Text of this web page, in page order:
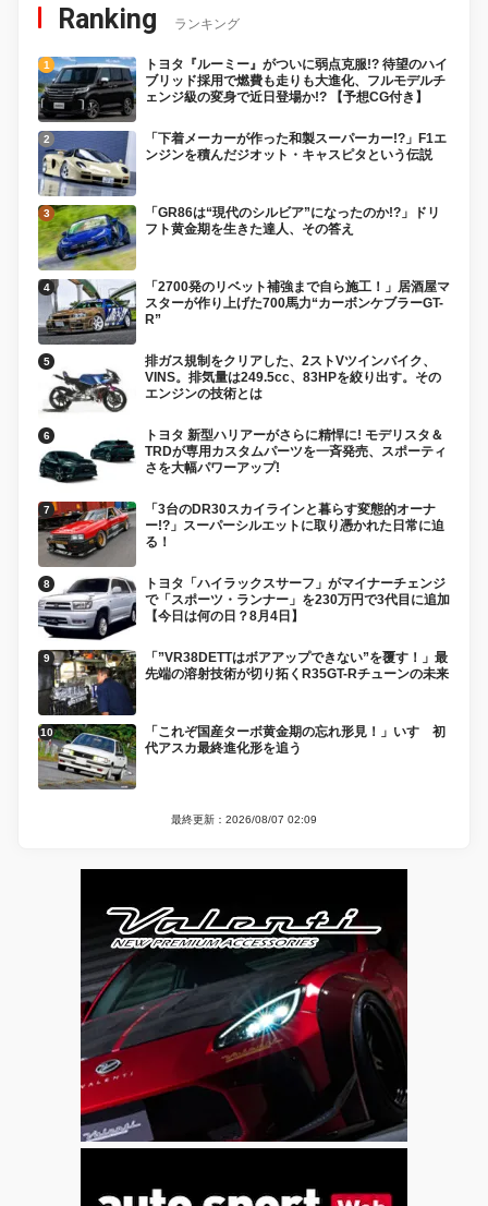
Ranking ランキング
トヨタ『ルーミー』がついに弱点克服!? 待望のハイ
ブリッド採用で燃費も走りも大進化、フルモデルチ
ェンジ級の変身で近日登場か!? 【予想CG付き】
「下着メーカーが作った和製スーパーカー!?」F1エ
ンジンを積んだジオット・キャスピタという伝説
「GR86は“現代のシルビア”になったのか!?」ドリ
フト黄金期を生きた達人、その答え
「2700発のリベット補強まで自ら施工！」居酒屋マ
スターが作り上げた700馬力“カーボンケブラーGT-
R”
排ガス規制をクリアした、2ストVツインバイク、
VINS。排気量は249.5cc、83HPを絞り出す。その
エンジンの技術とは
トヨタ 新型ハリアーがさらに精悍に! モデリスタ＆
TRDが専用カスタムパーツを一斉発売、スポーティ
さを大幅パワーアップ!
「3台のDR30スカイラインと暮らす変態的オーナ
ー!?」スーパーシルエットに取り憑かれた日常に迫
る！
トヨタ「ハイラックスサーフ」がマイナーチェンジ
で「スポーツ・ランナー」を230万円で3代目に追加
【今日は何の日？8月4日】
「”VR38DETTはボアアップできない”を覆す！」最
先端の溶射技術が切り拓くR35GT-Rチューンの未来
「これぞ国産ターボ黄金期の忘れ形見！」いすゞ初
代アスカ最終進化形を追う
最終更新：2026/08/07 02:09